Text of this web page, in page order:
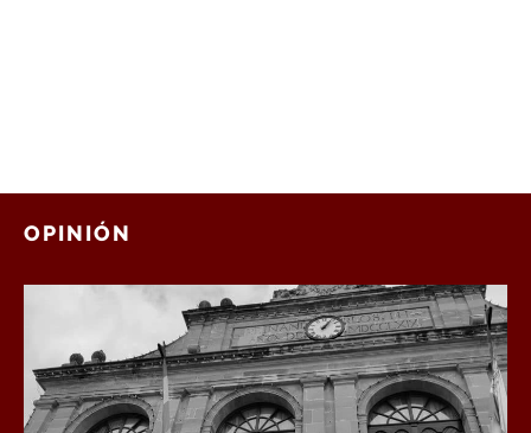
OPINIÓN